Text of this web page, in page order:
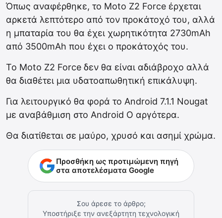
Όπως αναφέρθηκε, το Moto Z2 Force έρχεται
αρκετά λεπτότερο από τον προκάτοχό του, αλλά
η μπαταρία του θα έχει χωρητικότητα 2730mAh
από 3500mAh που έχει ο προκάτοχός του.
Το Moto Z2 Force δεν θα είναι αδιάβροχο αλλά
θα διαθέτει μια υδατοαπωθητική επικάλυψη.
Για λειτουργικό θα φορά το Android 7.1.1 Nougat
με αναβάθμιση στο Android O αργότερα.
Θα διατίθεται σε μαύρο, χρυσό και ασημί χρώμα.
Προσθήκη ως προτιμώμενη πηγή
στα αποτελέσματα Google
Σου άρεσε το άρθρο;
Υποστήριξε την ανεξάρτητη τεχνολογική